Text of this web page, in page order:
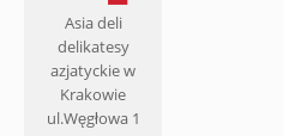
Asia deli
delikatesy
azjatyckie w
Krakowie
ul.Węgłowa 1